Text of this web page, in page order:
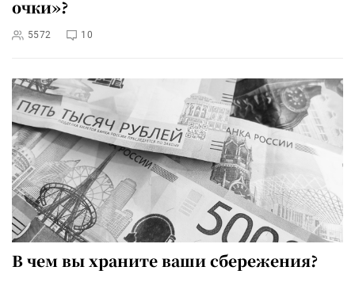
очки»?
5572 10
В чем вы храните ваши сбережения?